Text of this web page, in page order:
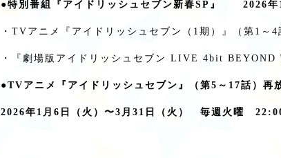
●特別番組『アイドリッシュセブン新春SP』 2026年
・TVアニメ『アイドリッシュセブン（1期）』（第1～4
・『劇場版アイドリッシュセブン LIVE 4bit BEYOND
●TVアニメ『アイドリッシュセブン』（第5～17話）再
2026年1月6日（火）〜3月31日（火） 毎週火曜